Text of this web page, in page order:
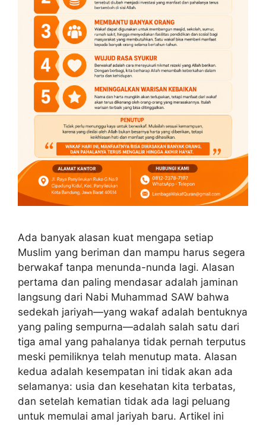
Ada banyak alasan kuat mengapa setiap
Muslim yang beriman dan mampu harus segera
berwakaf tanpa menunda-nunda lagi. Alasan
pertama dan paling mendasar adalah jaminan
langsung dari Nabi Muhammad SAW bahwa
sedekah jariyah—yang wakaf adalah bentuknya
yang paling sempurna—adalah salah satu dari
tiga amal yang pahalanya tidak pernah terputus
meski pemiliknya telah menutup mata. Alasan
kedua adalah kesempatan ini tidak akan ada
selamanya: usia dan kesehatan kita terbatas,
dan setelah kematian tidak ada lagi peluang
untuk memulai amal jariyah baru. Artikel ini